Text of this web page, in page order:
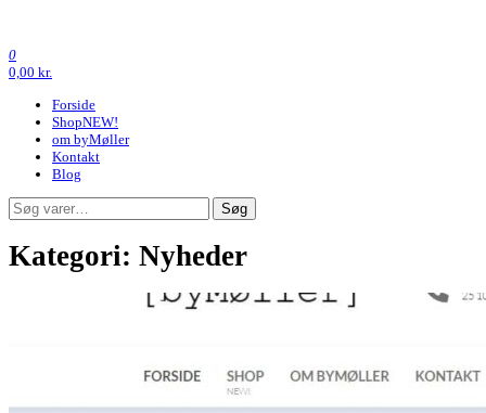
0
0,00 kr.
Forside
ShopNEW!
om byMøller
Kontakt
Blog
Søg
efter:
Søg
Kategori: Nyheder